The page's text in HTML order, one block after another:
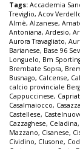
Tags: Accademia
Treviglio, Acov
Almè, Alzanese,
Antoniana, Ardesio,
Aurora Travagliato,
Barianese, Base 96
Longuelo, Bm
Brembate Sopra,
Busnago, Calcense,
calcio provinciale
Cappuccinese,
Casalmaiocco, Casazza
Castellese,
Cazzaghese, Celadina,
Mazzano, Cisanese,
Cividino, Clusone,